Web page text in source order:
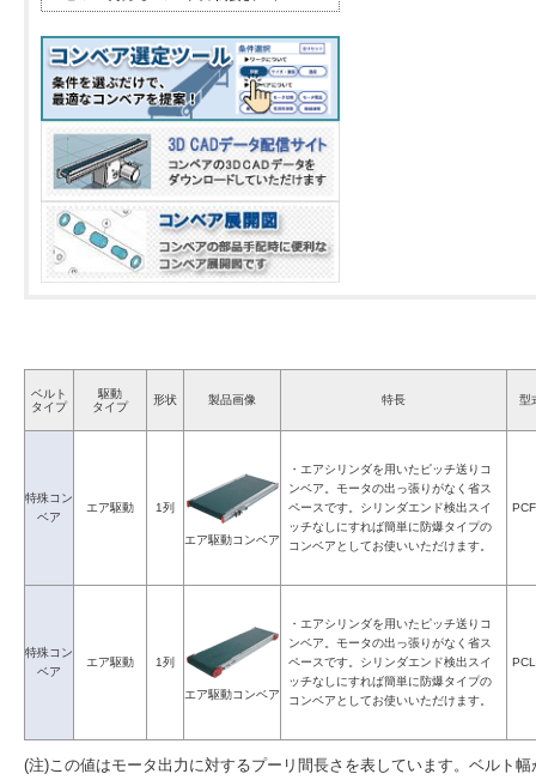
ベルト
タイプ
駆動
タイプ
形状 製品画像 特長 型
特殊コン
ベア
エア駆動 1列
エア駆動コンベア
・エアシリンダを用いたピッチ送りコ
ンベア。モータの出っ張りがなく省ス
ペースです。シリンダエンド検出スイ
ッチなしにすれば簡単に防爆タイプの
コンベアとしてお使いいただけます。
特殊コン
ベア
エア駆動 1列
エア駆動コンベア
・エアシリンダを用いたピッチ送りコ
ンベア。モータの出っ張りがなく省ス
ペースです。シリンダエンド検出スイ
ッチなしにすれば簡単に防爆タイプの
コンベアとしてお使いいただけます。
(注)この値はモータ出力に対するプーリ間長さを表しています。ベルト